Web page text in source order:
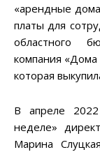
«арендные
платы для
областного
компания
которая
В апреле 2022
неделе»
Марина